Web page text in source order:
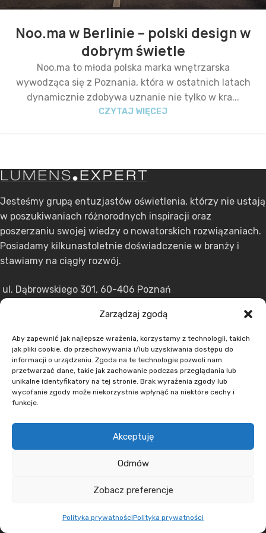
Zarządzaj zgodą
Aby zapewnić jak najlepsze wrażenia, korzystamy z technologii, takich
jak pliki cookie, do przechowywania i/lub uzyskiwania dostępu do
informacji o urządzeniu. Zgoda na te technologie pozwoli nam
przetwarzać dane, takie jak zachowanie podczas przeglądania lub
unikalne identyfikatory na tej stronie. Brak wyrażenia zgody lub
wycofanie zgody może niekorzystnie wpłynąć na niektóre cechy i
funkcje.
Akceptuję
Odmów
Zobacz preferencje
Polityka prywatnościPolityka prywatności
Noo.ma w Berlinie – polski design w
dobrym świetle
Noo.ma to młoda polska marka wnętrzarska
wywodząca się z Poznania, która w ostatnich latach
dynamicznie zdobywa uznanie nie tylko w kra...
CZYTAJ WIĘCEJ
Jesteśmy grupą entuzjastów oświetlenia, którzy nie ustają
w poszukiwaniach różnorodnych inspiracji oraz
poszerzaniu swojej wiedzy o nowatorskich rozwiązaniach.
Posiadamy kilkunastoletnie doświadczenie w branży i
stawiamy na ciągły rozwój.
ul. Dąbrowskiego 301, 60-406 Poznań
+48 502 598 107
kontakt@lumens.expert
Kontakt